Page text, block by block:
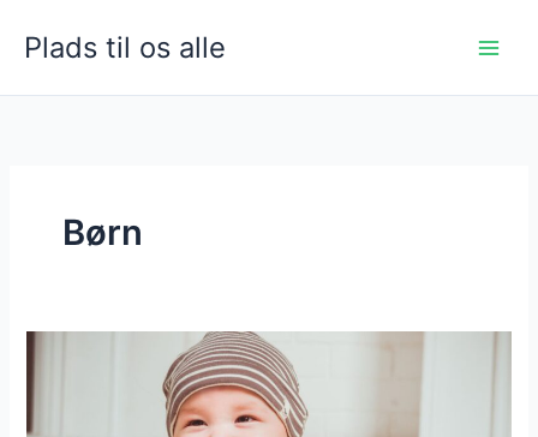
Plads til os alle
Børn